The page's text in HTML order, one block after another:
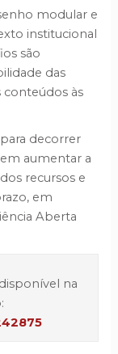
modular e
institucional
são
das
conteúdos às
decorrer
aumentar a
recursos e
em
Aberta
na
: